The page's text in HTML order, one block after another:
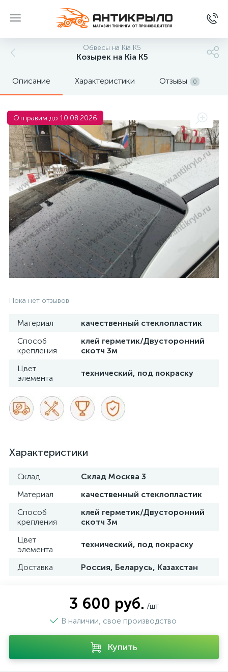
Обвесы на Kia K5
Козырек на Kia K5
Описание Характеристики Отзывы 0
Отправим до 10.08.2026
Пока нет отзывов
Материал
качественный стеклопластик
Способ
крепления
клей герметик/Двусторонний
скотч 3м
Цвет
элемента
технический, под покраску
Характеристики
Склад
Склад Москва 3
Материал
качественный стеклопластик
Способ
крепления
клей герметик/Двусторонний
скотч 3м
Цвет
элемента
технический, под покраску
Доставка Россия, Беларусь, Казахстан
3 600 руб. /шт
В наличии, свое производство
Купить